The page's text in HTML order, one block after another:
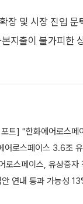
장 및 시장 진입
지출이 불가피한
트] "한화에어로스
어로스페이스 3.6조
로스페이스, 유상증
연내 통과 가능성